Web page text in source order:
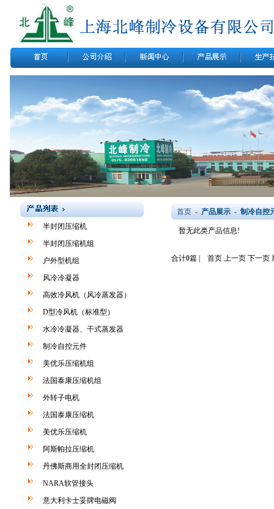
半封闭压缩机
半封闭压缩机组
户外型机组
风冷冷凝器
高效冷风机（风冷蒸发器）
D型冷风机（标准型）
水冷冷凝器、干式蒸发器
制冷自控元件
美优乐压缩机组
法国泰康压缩机组
外转子电机
法国泰康压缩机
美优乐压缩机
阿斯帕拉压缩机
丹佛斯商用全封闭压缩机
NARA软管接头
意大利卡士妥牌电磁阀
首页 - 产品展示 - 制冷自控
暂无此类产品信息!
合计0篇 | 首页 上一页 下一页